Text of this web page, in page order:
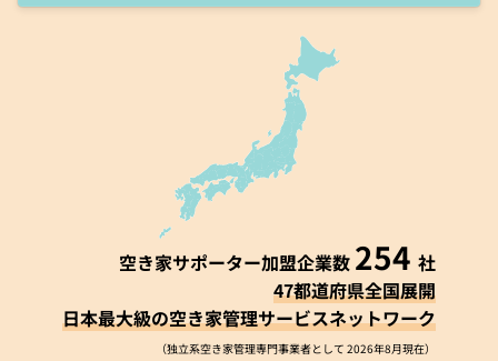
空き家サポーター加盟企業数 254 社
47都道府県全国展開
日本最大級の空き家管理サービスネットワーク
（独立系空き家管理専門事業者として 2026年8月現在）